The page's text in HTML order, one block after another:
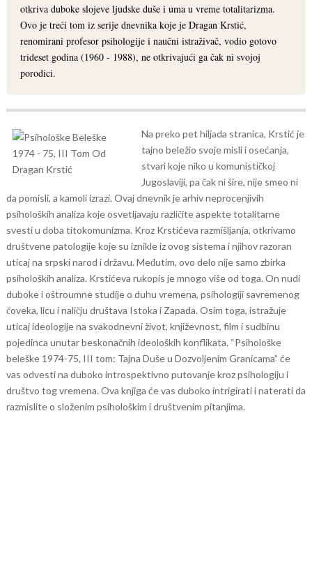
otkriva duboke slojeve ljudske duše i uma u vreme totalitarizma.
Ovo je treći tom iz serije dnevnika koje je Dragan Krstić,
renomirani profesor psihologije i naučni istraživač, vodio gotovo
trideset godina (1960 - 1988), ne otkrivajući ga čak ni svojoj
porodici.
Na preko pet hiljada stranica, Krstić je
tajno beležio svoje misli i osećanja,
stvari koje niko u komunističkoj
Jugoslaviji, pa čak ni šire, nije smeo ni
da pomisli, a kamoli izrazi. Ovaj dnevnik je arhiv neprocenjivih
psiholoških analiza koje osvetljavaju različite aspekte totalitarne
svesti u doba titokomunizma. Kroz Krstićeva razmišljanja, otkrivamo
društvene patologije koje su iznikle iz ovog sistema i njihov razoran
uticaj na srpski narod i državu. Međutim, ovo delo nije samo zbirka
psiholoških analiza. Krstićeva rukopis je mnogo više od toga. On nudi
duboke i oštroumne studije o duhu vremena, psihologiji savremenog
čoveka, licu i naličju društava Istoka i Zapada. Osim toga, istražuje
uticaj ideologije na svakodnevni život, književnost, film i sudbinu
pojedinca unutar beskonačnih ideoloških konflikata. “Psihološke
beleške 1974-75, III tom: Tajna Duše u Dozvoljenim Granicama” će
vas odvesti na duboko introspektivno putovanje kroz psihologiju i
društvo tog vremena. Ova knjiga će vas duboko intrigirati i naterati da
razmislite o složenim psihološkim i društvenim pitanjima.